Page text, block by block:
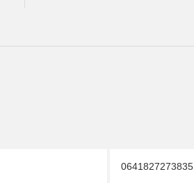
0641827273835